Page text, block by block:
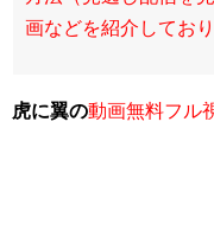
画などを紹介しており
虎に翼の動画無料フル